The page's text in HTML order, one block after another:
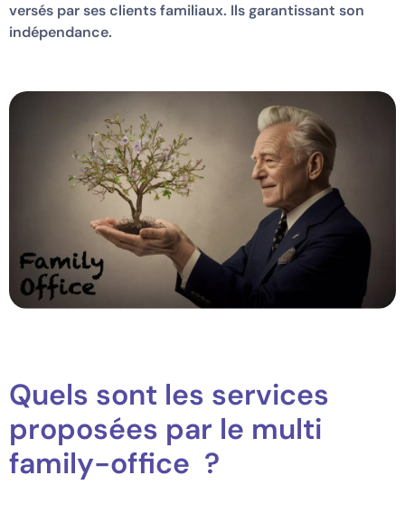
versés par ses clients familiaux. Ils garantissant son
indépendance.
Quels sont les services
proposées par le multi
family-office ?